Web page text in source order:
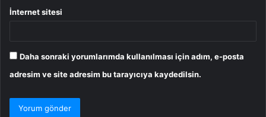
İnternet sitesi
Daha sonraki yorumlarımda kullanılması için adım, e-posta
adresim ve site adresim bu tarayıcıya kaydedilsin.